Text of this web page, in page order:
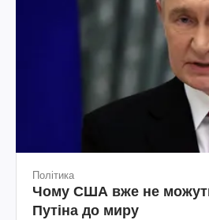
Політика
Чому США вже не
Путіна до миру